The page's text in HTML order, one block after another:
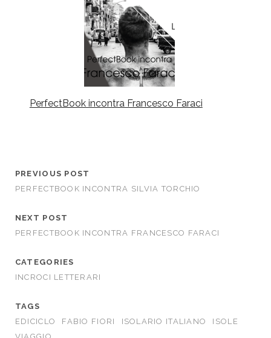
PerfectBook incontra Francesco Faraci
PREVIOUS POST
PERFECTBOOK INCONTRA SILVIA TORCHIO
NEXT POST
PERFECTBOOK INCONTRA FRANCESCO FARACI
CATEGORIES
INCROCI LETTERARI
TAGS
EDICICLO
FABIO FIORI ISOLARIO ITALIANO
ISOLE